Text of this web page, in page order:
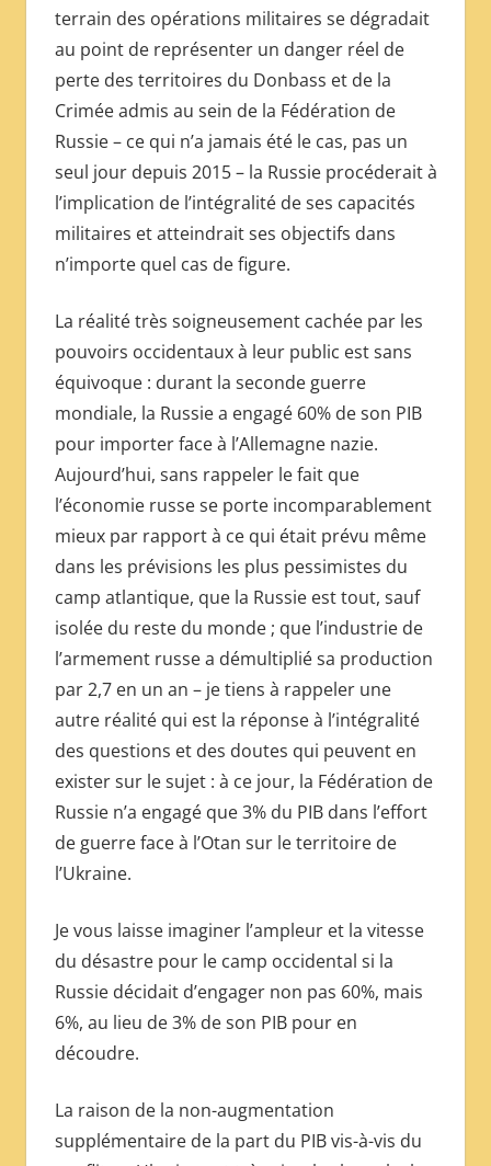
terrain des opérations militaires se dégradait
au point de représenter un danger réel de
perte des territoires du Donbass et de la
Crimée admis au sein de la Fédération de
Russie – ce qui n’a jamais été le cas, pas un
seul jour depuis 2015 – la Russie procéderait à
l’implication de l’intégralité de ses capacités
militaires et atteindrait ses objectifs dans
n’importe quel cas de figure.
La réalité très soigneusement cachée par les
pouvoirs occidentaux à leur public est sans
équivoque : durant la seconde guerre
mondiale, la Russie a engagé 60% de son PIB
pour importer face à l’Allemagne nazie.
Aujourd’hui, sans rappeler le fait que
l’économie russe se porte incomparablement
mieux par rapport à ce qui était prévu même
dans les prévisions les plus pessimistes du
camp atlantique, que la Russie est tout, sauf
isolée du reste du monde ; que l’industrie de
l’armement russe a démultiplié sa production
par 2,7 en un an – je tiens à rappeler une
autre réalité qui est la réponse à l’intégralité
des questions et des doutes qui peuvent en
exister sur le sujet : à ce jour, la Fédération de
Russie n’a engagé que 3% du PIB dans l’effort
de guerre face à l’Otan sur le territoire de
l’Ukraine.
Je vous laisse imaginer l’ampleur et la vitesse
du désastre pour le camp occidental si la
Russie décidait d’engager non pas 60%, mais
6%, au lieu de 3% de son PIB pour en
découdre.
La raison de la non-augmentation
supplémentaire de la part du PIB vis-à-vis du